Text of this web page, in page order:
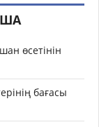
өсетінін
бағасы